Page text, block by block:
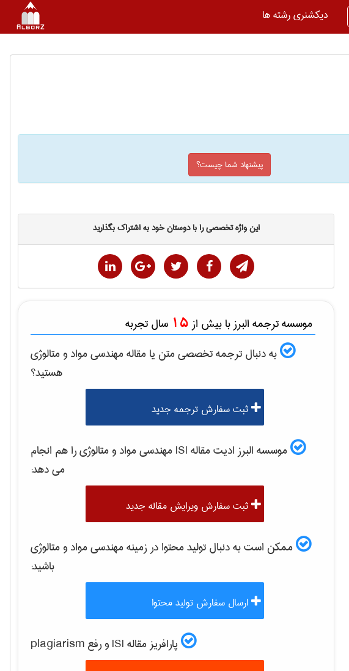
دیکشنری رشته ها
پیشنهاد شما چیست؟
این واژه تخصصی را با دوستان خود به اشتراک بگذارید
موسسه ترجمه البرز با بیش از 15 سال تجربه
به دنبال ترجمه تخصصی متن یا مقالهمهندسی مواد و متالوژی
هستید؟
ثبت سفارش ترجمه جدید
موسسه البرز ادیت مقاله ISI مهندسی مواد و متالوژیرا هم انجام
می دهد:
ثبت سفارش ویرایش مقاله جدید
ممکن است به دنبال تولید محتوا در زمینهمهندسی مواد و متالوژی
باشید:
ارسال سفارش تولید محتوا
پارافریز مقاله ISI و رفع plagiarism